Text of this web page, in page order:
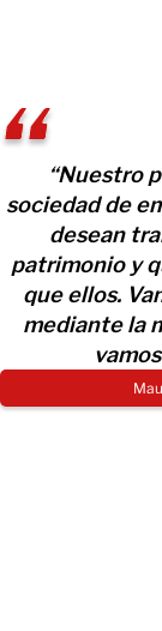
“Nuestro
sociedad de
desean
patrimonio y
que ellos.
mediante la